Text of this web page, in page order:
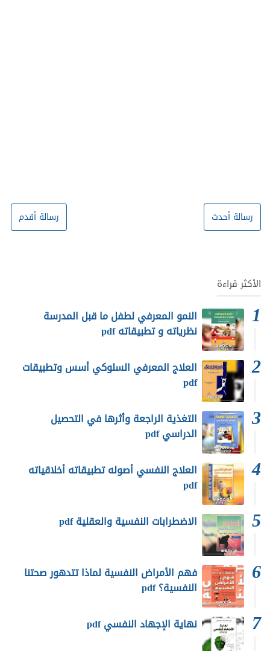
رسالة أحدث رسالة أقدم
الأكثر قراءة
النمو المعرفي لطفل ما قبل المدرسة
نظرياته و تطبيقاته pdf
العلاج المعرفي السلوكي أسس وتطبيقات
pdf
التغذية الراجعة وأثرها في التحصيل
الدراسي pdf
العلاج النفسي أصوله تطبيقاته أخلاقياته
pdf
الاضطرابات النفسية والعقلية pdf
فهم الأمراض النفسية لماذا تتدهور صحتنا
النفسية؟ pdf
نهاية الإجهاد النفسي pdf